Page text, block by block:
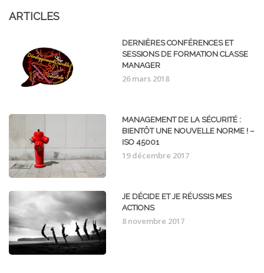
ARTICLES
DERNIÈRES CONFÉRENCES ET
SESSIONS DE FORMATION CLASSE
MANAGER
26 mars 2018
MANAGEMENT DE LA SÉCURITÉ :
BIENTÔT UNE NOUVELLE NORME ! –
ISO 45001
19 décembre 2017
JE DÉCIDE ET JE RÉUSSIS MES
ACTIONS
8 novembre 2017